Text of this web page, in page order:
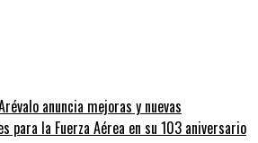
anuncia mejoras y nuevas
para la Fuerza Aérea en su 103 aniversario